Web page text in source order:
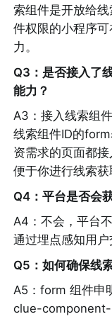
索组件是开放给
件权限的小程序
力。
Q3：是否接入了
能力？
A3：接入线索组
线索组件ID的
资需求的页面都
便于你进行线索获
Q4：平台是否会
A4：不会，平台
通过埋点感知用户
Q5：如何确保线
A5：form 组件申
clue-component-